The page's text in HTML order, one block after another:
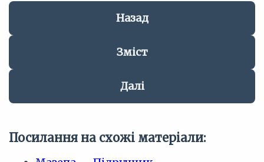
Назад
Зміст
Далі
Посилання на схожі матеріали: